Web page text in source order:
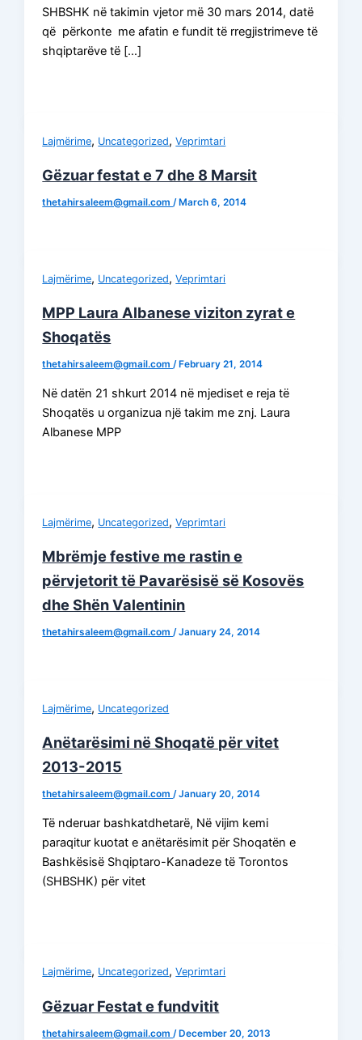
SHBSHK në takimin vjetor më 30 mars 2014, datë
që përkonte me afatin e fundit të rregjistrimeve të
shqiptarëve të […]
Lajmërime, Uncategorized,Veprimtari
Gëzuar festat e 7 dhe 8 Marsit
thetahirsaleem@gmail.com/ March 6, 2014
Lajmërime, Uncategorized,Veprimtari
MPP Laura Albanese viziton zyrat e
Shoqatës
thetahirsaleem@gmail.com/ February 21, 2014
Në datën 21 shkurt 2014 në mjediset e reja të
Shoqatës u organizua një takim me znj. Laura
Albanese MPP
Lajmërime, Uncategorized,Veprimtari
Mbrëmje festive me rastin e
përvjetorit të Pavarësisë së Kosovës
dhe Shën Valentinin
thetahirsaleem@gmail.com/January 24, 2014
Lajmërime, Uncategorized
Anëtarësimi në Shoqatë për vitet
2013-2015
thetahirsaleem@gmail.com/January 20, 2014
Të nderuar bashkatdhetarë, Në vijim kemi
paraqitur kuotat e anëtarësimit për Shoqatën e
Bashkësisë Shqiptaro-Kanadeze të Torontos
(SHBSHK) për vitet
Lajmërime, Uncategorized,Veprimtari
Gëzuar Festat e fundvitit
thetahirsaleem@gmail.com /December 20, 2013